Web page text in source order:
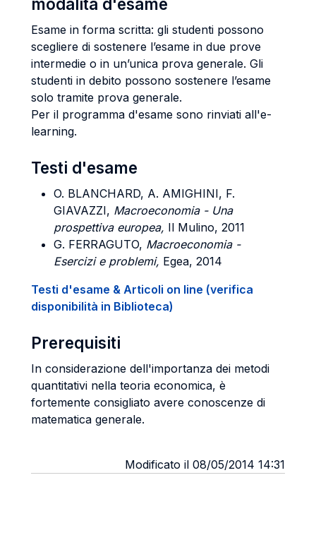
modalità d'esame
Esame in forma scritta: gli studenti possono
scegliere di sostenere l’esame in due prove
intermedie o in un’unica prova generale. Gli
studenti in debito possono sostenere l’esame
solo tramite prova generale.
Per il programma d'esame sono rinviati all'e-
learning.
Testi d'esame
O. BLANCHARD, A. AMIGHINI, F.
GIAVAZZI, Macroeconomia - Una
prospettiva europea, Il Mulino, 2011
G. FERRAGUTO, Macroeconomia -
Esercizi e problemi, Egea, 2014
Testi d'esame & Articoli on line (verifica
disponibilità in Biblioteca)
Prerequisiti
In considerazione dell'importanza dei metodi
quantitativi nella teoria economica, è
fortemente consigliato avere conoscenze di
matematica generale.
Modificato il 08/05/2014 14:31